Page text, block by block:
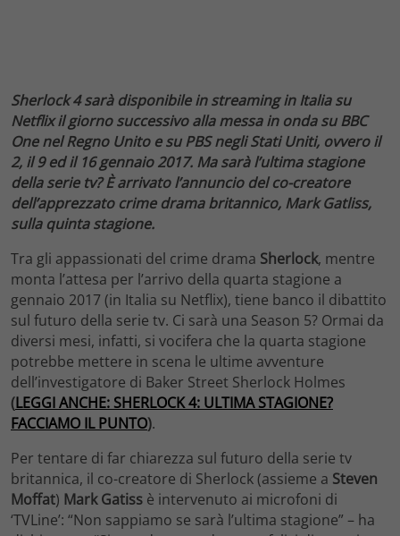
Sherlock 4 sarà disponibile in streaming in Italia su
Netflix il giorno successivo alla messa in onda su BBC
One nel Regno Unito e su PBS negli Stati Uniti, ovvero il
2, il 9 ed il 16 gennaio 2017. Ma sarà l’ultima stagione
della serie tv? È arrivato l’annuncio del co-creatore
dell’apprezzato crime drama britannico, Mark Gatliss,
sulla quinta stagione.
Tra gli appassionati del crime drama Sherlock, mentre
monta l’attesa per l’arrivo della quarta stagione a
gennaio 2017 (in Italia su Netflix), tiene banco il dibattito
sul futuro della serie tv. Ci sarà una Season 5? Ormai da
diversi mesi, infatti, si vocifera che la quarta stagione
potrebbe mettere in scena le ultime avventure
dell’investigatore di Baker Street Sherlock Holmes
(LEGGI ANCHE: SHERLOCK 4: ULTIMA STAGIONE?
FACCIAMO IL PUNTO).
Per tentare di far chiarezza sul futuro della serie tv
britannica, il co-creatore di Sherlock (assieme a Steven
Moffat) Mark Gatiss è intervenuto ai microfoni di
‘TVLine’: “Non sappiamo se sarà l’ultima stagione” – ha